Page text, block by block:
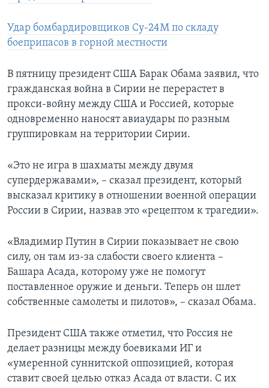
Удар бомбардировщиков Су-24М по складу
боеприпасов в горной местности
В пятницу президент США Барак Обама заявил, что
гражданская война в Сирии не перерастет в
прокси-войну между США и Россией, которые
одновременно наносят авиаудары по разным
группировкам на территории Сирии.
«Это не игра в шахматы между двумя
супердержавами», – сказал президент, который
высказал критику в отношении военной операции
России в Сирии, назвав это «рецептом к трагедии».
«Владимир Путин в Сирии показывает не свою
силу, он там из-за слабости своего клиента –
Башара Асада, которому уже не помогут
поставленное оружие и деньги. Теперь он шлет
собственные самолеты и пилотов», – сказал Обама.
Президент США также отметил, что Россия не
делает разницы между боевиками ИГ и
«умеренной суннитской оппозицией, которая
ставит своей целью отказ Асада от власти. С их